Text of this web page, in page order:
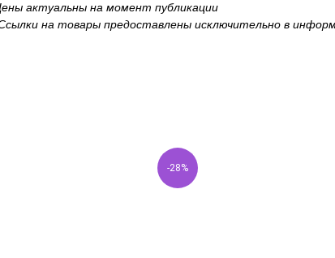
актуальны на момент публикации
на товары предоставлены исключительно в
-28%